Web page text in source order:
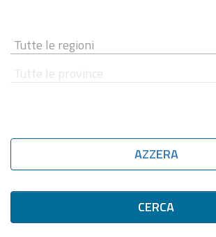
AZZERA
CERCA